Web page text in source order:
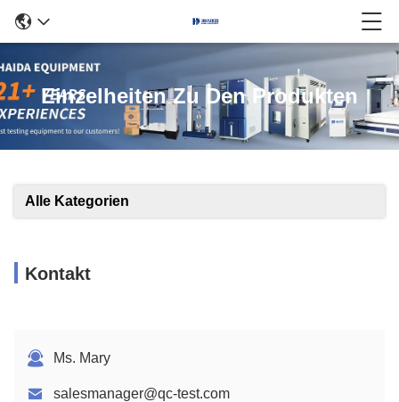
Einzelheiten Zu Den Produkten
Alle Kategorien
Kontakt
Ms. Mary
salesmanager@qc-test.com